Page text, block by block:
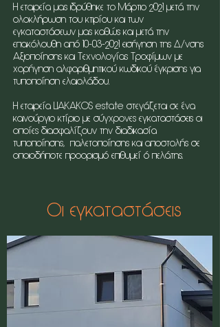
Η εταιρεία μας ιδρύθηκε το Μάρτιο 2021 μετά την
ολοκλήρωση του κτιρίου και των
εγκαταστάσεων μας καθώς και μετά την
επακόλουθη από 10-03-2021 εισήγηση της Δ/νσης
Αξιοποίησης και Τεχνολογίας Τροφίμων με
χορήγηση αλφαριθμητικού κωδικού έγκρισης για
τυποποίηση ελαιολάδου.
Η εταιρεία LIAKAKOS estate στεγάζεται σε ένα
καινούργιο κτίριο με σύγχρονες εγκαταστάσεις οι
οποίες διασφαλίζουν την διαδικασία
τυποποίησης, παλετοποίησης και αποστολής σε
οποιοδήποτε προορισμό επιθυμεί ό πελάτης.
Οι εγκαταστάσεις